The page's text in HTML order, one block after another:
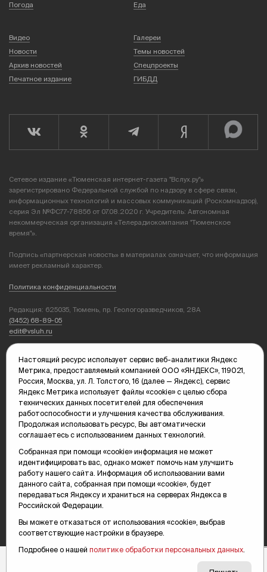
Погода
Еда
Видео
Галереи
Новости
Темы новостей
Архив новостей
Спецпроекты
Печатное издание
ГИБДД
Сетевое издание «Тюменская интернет-газета "Вслух.ру"»
зарегистрировано Федеральной службой по надзору в сфере связи,
информационных технологий и массовых коммуникаций (Роскомнадзор),
серия Эл №ФС77-78856 от 07.08.2020 г. Учредитель: Автономная
некоммерческая организация «Телерадиокомпания "Тюменское
время"».
Подпись «партнерская новость» в материалах означает, что информация
имеет рекламный характер.
Политика конфиденциальности
Редакция: 625035, Тюмень, пр. Геологоразведчиков, 28А
(3452) 68-89-05
edit@vsluh.ru
kika@vsluh.ru
По вопросам рекламы:
(3452) 68-89-78
kotovaev@sibinformburo.ru
mim@vsluh.ru
© 2000-2026 Тюменская интернет-газета «Вслух.ру»
Настоящий ресурс использует сервис веб-аналитики Яндекс
Метрика, предоставляемый компанией ООО «ЯНДЕКС», 119021,
Россия, Москва, ул. Л. Толстого, 16 (далее — Яндекс), сервис
Яндекс Метрика использует файлы «cookie» с целью сбора
технических данных посетителей для обеспечения
работоспособности и улучшения качества обслуживания.
Продолжая использовать ресурс, Вы автоматически
соглашаетесь с использованием данных технологий.
Собранная при помощи «cookie» информация не может
идентифицировать вас, однако может помочь нам улучшить
работу нашего сайта. Информация об использовании вами
данного сайта, собранная при помощи «cookie», будет
передаваться Яндексу и храниться на серверах Яндекса в
Российской Федерации.
Вы можете отказаться от использования «cookie», выбрав
соответствующие настройки в браузере.
Подробнее о нашей политике обработки персональных данных